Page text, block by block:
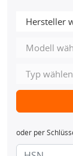
oder per